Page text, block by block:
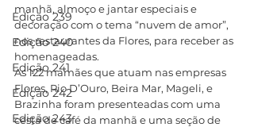
Edição 239
Edição 240
Edição 241
Edição 242
Edição 243
manhã, almoço e jantar especiais e
decoração com o tema “nuvem de amor”,
nos restaurantes da Flores, para receber as
homenageadas.
As 122 mamães que atuam nas empresas
Flores, Rio D’Ouro, Beira Mar, Mageli, e
Brazinha foram presenteadas com uma
cesta de café da manhã e uma seção de